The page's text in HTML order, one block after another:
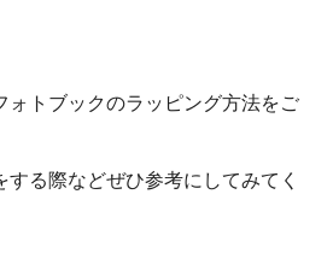
ォトブックのラッピング方法をご
する際などぜひ参考にしてみてく